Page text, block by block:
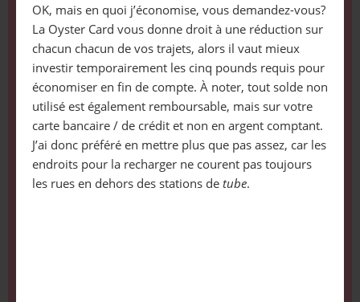
OK, mais en quoi j’économise, vous demandez-vous?
La Oyster Card vous donne droit à une réduction sur
chacun chacun de vos trajets, alors il vaut mieux
investir temporairement les cinq pounds requis pour
économiser en fin de compte. À noter, tout solde non
utilisé est également remboursable, mais sur votre
carte bancaire / de crédit et non en argent comptant.
J’ai donc préféré en mettre plus que pas assez, car les
endroits pour la recharger ne courent pas toujours
les rues en dehors des stations de tube.